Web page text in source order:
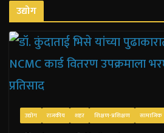
उद्योग
उद्योग राजकीय शहर शिक्षण-प्रशिक्षण सामाजिक